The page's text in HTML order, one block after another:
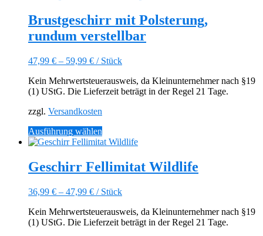
mehrere
Varianten
auf.
Optionen
können
auf
der
Brustgeschirr mit Polsterung,
rundum verstellbar
47,99 € – 59,99 € / Stück
Kein Mehrwertsteuerausweis, da Kleinunternehmer nach §19
(1) UStG. Die Lieferzeit beträgt in der Regel 21 Tage.
zzgl. Versandkosten
Ausführung wählen
Produkt
mehrere
Varianten
Die
können
auf
Geschirr Fellimitat Wildlife
36,99 € – 47,99 € / Stück
Kein Mehrwertsteuerausweis, da Kleinunternehmer nach §19
(1) UStG. Die Lieferzeit beträgt in der Regel 21 Tage.